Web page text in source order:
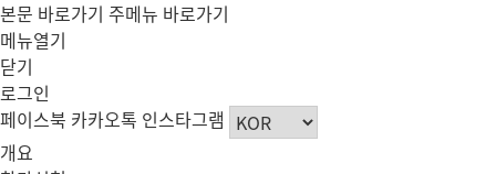
본문 바로가기 주메뉴 바로가기
메뉴열기
닫기
로그인
페이스북 카카오톡 인스타그램
개요